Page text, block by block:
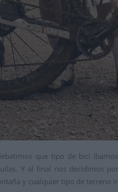
que tipo de bici
Y al final nos decidimos
y cualquier tipo de terreno